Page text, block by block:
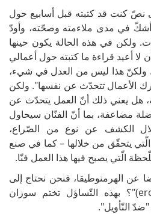
نصّ كنت قد كتبته قبل أسابيع حول
في مدى ملاءمته وصحّته، وأودّ
ولكن في هذه الحالة يكون حينها
لا أعيد قراءة ما كتبته حول أعمالي
ولكنّ هذا ليس من العدل في شيء،
الأعمال تتحدّث عن نفسها". ولكن
هل يعني ذلك أنّ العمل يتحدّث عن
مضاعفة، بما أنّ الفنّان سيحاول
الكشف عن نوع من الصّراع،
يتحقّق من خلالها – كما في صنع
الّتي يصبح فيها هذا العمل فنّا.
عن الهرمنوطيقا، فنحن نحتاج إلى
شبقيّة الفنّ (erotics of art)"؟ بهذه التّساؤل تختم سوزان
"ضدّ التّأويل".